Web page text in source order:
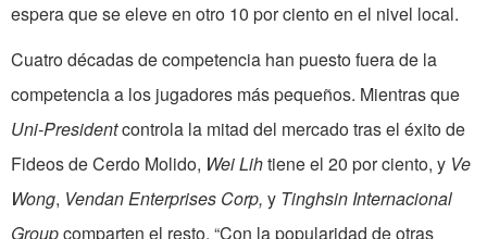
espera que se eleve en otro 10 por ciento en el nivel local.
Cuatro décadas de competencia han puesto fuera de la
competencia a los jugadores más pequeños. Mientras que
Uni-Presidentcontrola la mitad del mercado tras el éxito de
Fideos de Cerdo Molido, Wei Lihtiene el 20 por ciento, y Ve
Wong, Vendan Enterprises Corp, y Tinghsin Internacional
Groupcomparten el resto. “Con la popularidad de otras